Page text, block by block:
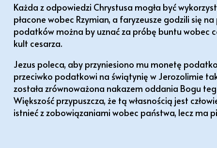
Każda z odpowiedzi Chrystusa mogła być
płacone wobec Rzymian, a faryzeusze godzili się
podatków można by uznać za próbę buntu wobec
kult cesarza.
Jezus poleca, aby przyniesiono mu monetę
przeciwko podatkowi na świątynię w Jerozolimie
została zrównoważona nakazem oddania Bogu
Większość przypuszcza, że tą własnością jest
istnieć z zobowiązaniami wobec państwa, lecz ma